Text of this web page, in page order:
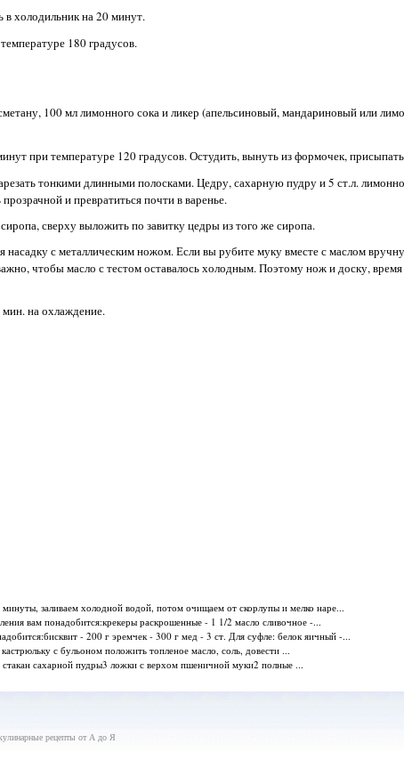
холодильник на 20 минут.
180 градусов.
100 мл лимонного сока и ликер (апельсиновый, мандариновый или
при температуре 120 градусов. Остудить, вынуть из формочек,
тонкими длинными полосками. Цедру, сахарную пудру и 5 ст.л.
и превратиться почти в варенье.
сверху выложить по завитку цедры из того же сиропа.
с металлическим ножом. Если вы рубите муку вместе с маслом
чтобы масло с тестом оставалось холодным. Поэтому нож и доску,
на охлаждение.
заливаем холодной водой, потом очищаем от скорлупы и мелко наре...
вам понадобится:крекеры раскрошенные - 1 1/2 масло сливочное -...
- 200 г эремчек - 300 г мед - 3 ст. Для суфле: белок яичный -...
с бульоном положить топленое масло, соль, довести ...
сахарной пудры3 ложки с верхом пшеничной муки2 полные ...
рецепты от А до Я